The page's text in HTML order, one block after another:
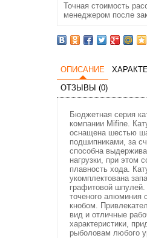
Точная стоимость
менеджером после
ОПИСАНИЕ
ОТЗЫВЫ (0)
Бюджетная серия
компании Mifine.
оснащена шестью
подшипниками, за
способна
нагрузки, при этом
плавность хода.
укомплектована
графитовой шпулей.
точеного алюминия
кнобом.
вид и отличные
характеристики,
рыболовам любого